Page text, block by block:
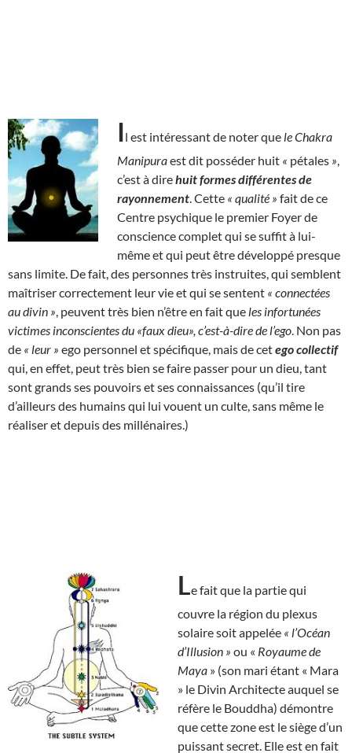
Il est intéressant de noter que le Chakra
Manipuraest dit posséder huit « pétales »
c’est à direhuit formes différentes de
rayonnement . Cette « qualité » fait de ce
Centre psychique le premier Foyer de
conscience complet qui se suffit à lui-
même et qui peut être développé presque
sans limite. De fait, des personnes très instruites, qui semblent
maîtriser correctement leur vie et qui se sentent « connectées
au divin » , peuvent très bien n’être en fait que les infortunées
victimes inconscientes du «faux dieu», c’est-à-dire de l’ego . Non pas
de « leur » ego personnel et spécifique, mais de cetego collectif
qui, en effet, peut très bien se faire passer pour un dieu, tant
sont grands ses pouvoirs et ses connaissances (qu’il tire
d’ailleurs des humains qui lui vouent un culte, sans même le
réaliser et depuis des millénaires.)
Le fait que la partie qui
couvre la région du plexus
solaire soit appelée « l’Océan
d’Illusion » ou « Royaume de
Maya » (son mari étant « Mara
» le Divin Architecte auquel se
réfère le Bouddha) démontre
que cette zone est le siège d’un
puissant secret. Elle est en fait